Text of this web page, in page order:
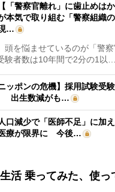
【「警察官離れ」に歯止めは
本気で取り組む「警察組織
…
を悩ませているのが「警
験者数は10年間で2分の1以…
ッポンの危機】採用試験受
出生数減がも…
口減少で「医師不足」に加
療が限界に 今後…
活 乗ってみた、使っ